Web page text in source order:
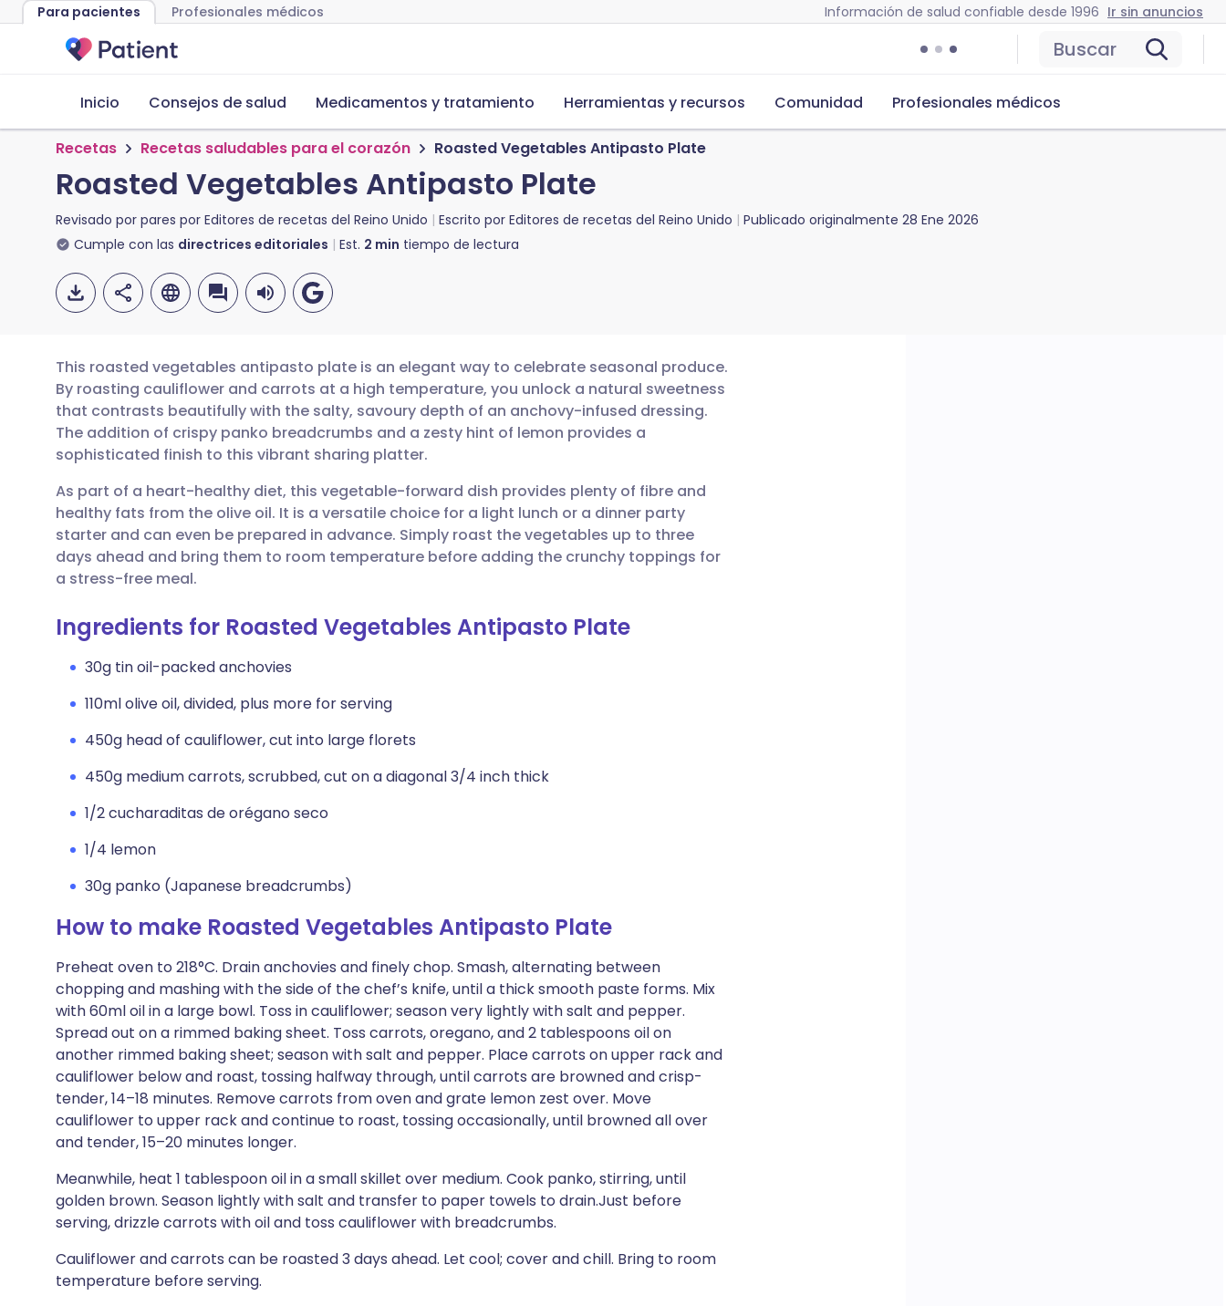
Para pacientes Profesionales médicos Información de salud confiable desde 1996 Ir sin anuncios
Buscar
Inicio Consejos de salud Medicamentos y tratamiento Herramientas y recursos Comunidad Profesionales médicos
Recetas Recetas saludables para el corazón Roasted Vegetables Antipasto Plate
Roasted Vegetables Antipasto Plate
Revisado por pares por Editores de recetas del Reino Unido Escrito por Editores de recetas del Reino Unido Publicado originalmente 28 Ene 2026
Cumple con las directrices editoriales Est. 2 min tiempo de lectura
Compartir por correo
electrónico
Compartir en Facebook
Compartir en LinkedIn
Copiar enlace
🇬🇧 English 🇩🇪 Deutsch
🇪🇸 Español 🇫🇷 Français
🇮🇹 Italiano 🇵🇹 Português
🇮🇳 हिन्दी
🇸🇦 عربي 🇸🇪 Svenska
This roasted vegetables antipasto plate is an elegant way to celebrate seasonal produce.
By roasting cauliflower and carrots at a high temperature, you unlock a natural sweetness
that contrasts beautifully with the salty, savoury depth of an anchovy-infused dressing.
The addition of crispy panko breadcrumbs and a zesty hint of lemon provides a
sophisticated finish to this vibrant sharing platter.
As part of a heart-healthy diet, this vegetable-forward dish provides plenty of fibre and
healthy fats from the olive oil. It is a versatile choice for a light lunch or a dinner party
starter and can even be prepared in advance. Simply roast the vegetables up to three
days ahead and bring them to room temperature before adding the crunchy toppings for
a stress-free meal.
Ingredients for Roasted Vegetables Antipasto Plate
30g tin oil-packed anchovies
110ml olive oil, divided, plus more for serving
450g head of cauliflower, cut into large florets
450g medium carrots, scrubbed, cut on a diagonal 3/4 inch thick
1/2 cucharaditas de orégano seco
1/4 lemon
30g panko (Japanese breadcrumbs)
How to make Roasted Vegetables Antipasto Plate
Preheat oven to 218°C. Drain anchovies and finely chop. Smash, alternating between
chopping and mashing with the side of the chef’s knife, until a thick smooth paste forms. Mix
with 60ml oil in a large bowl. Toss in cauliflower; season very lightly with salt and pepper.
Spread out on a rimmed baking sheet. Toss carrots, oregano, and 2 tablespoons oil on
another rimmed baking sheet; season with salt and pepper. Place carrots on upper rack and
cauliflower below and roast, tossing halfway through, until carrots are browned and crisp-
tender, 14–18 minutes. Remove carrots from oven and grate lemon zest over. Move
cauliflower to upper rack and continue to roast, tossing occasionally, until browned all over
and tender, 15–20 minutes longer.
Meanwhile, heat 1 tablespoon oil in a small skillet over medium. Cook panko, stirring, until
golden brown. Season lightly with salt and transfer to paper towels to drain.Just before
serving, drizzle carrots with oil and toss cauliflower with breadcrumbs.
Cauliflower and carrots can be roasted 3 days ahead. Let cool; cover and chill. Bring to room
temperature before serving.